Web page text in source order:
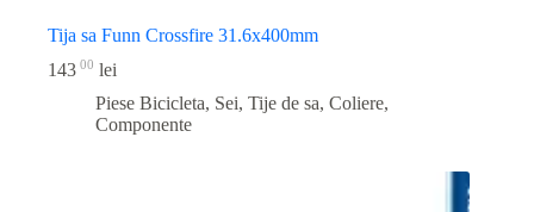
Tija sa Funn Crossfire 31.6x400mm
143 00 lei
Piese Bicicleta, Sei, Tije de sa, Coliere,
Componente